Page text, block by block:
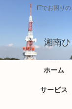
ITでお困り
湘南
ホーム
サービス